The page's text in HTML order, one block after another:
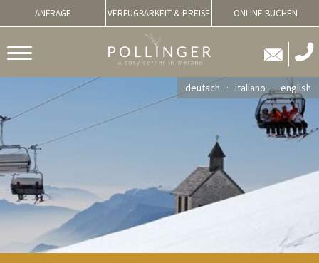
ANFRAGE VERFÜGBARKEIT & PREISE ONLINE BUCHEN
deutsch italiano english